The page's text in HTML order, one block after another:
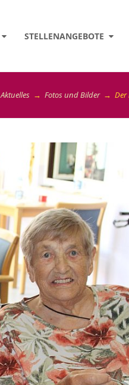
STELLENANGEBOTE
Aktuelles → Fotos und Bilder → Der